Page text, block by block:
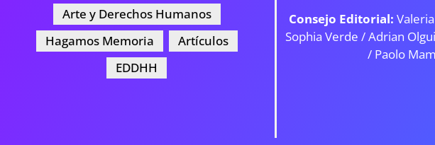
Arte y Derechos Humanos
Hagamos Memoria
Artículos
EDDHH
Consejo Editorial:
Sophia Verde /Adrian
/ Paolo